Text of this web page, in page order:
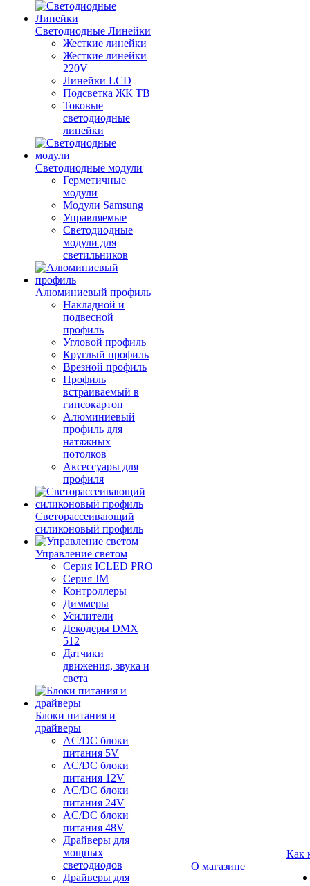
Светодиодные Линейки
Жесткие линейки
Жесткие линейки
220V
Линейки LCD
Подсветка ЖК ТВ
Токовые
светодиодные
линейки
Светодиодные модули
Герметичные
модули
Модули Samsung
Управляемые
Светодиодные
модули для
светильников
Алюминиевый профиль
Накладной и
подвесной
профиль
Угловой профиль
Круглый профиль
Врезной профиль
Профиль
встраиваемый в
гипсокартон
Алюминиевый
профиль для
натяжных
потолков
Аксессуары для
профиля
Светорассеивающий
силиконовый профиль
Управление светом
Серия ICLED PRO
Серия JM
Контроллеры
Диммеры
Усилители
Декодеры DMX
512
Датчики
движения, звука и
света
Блоки питания и
драйверы
AC/DC блоки
питания 5V
AC/DC блоки
питания 12V
AC/DC блоки
питания 24V
AC/DC блоки
питания 48V
Драйверы для
мощных
светодиодов
Драйверы для
О магазине
Как